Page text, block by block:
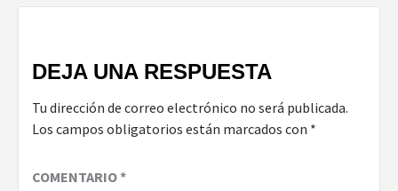
DEJA UNA RESPUESTA
Tu dirección de correo electrónico no será publicada.
Los campos obligatorios están marcados con *
COMENTARIO*